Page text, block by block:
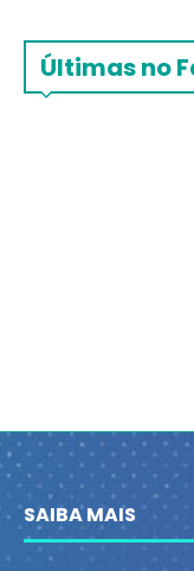
Últimas no
SAIBA MAIS